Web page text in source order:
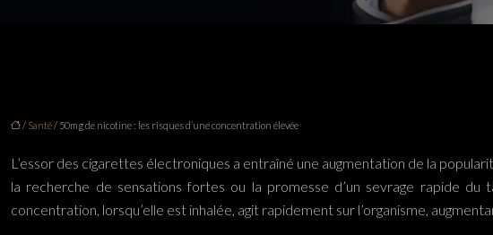
/ Santé/ 50mg de nicotine : les risques d’une concentration élevée
L’essor des cigarettes électroniques a entraîné une augmentation de la
la recherche de sensations fortes ou la promesse d’un sevrage rapide
concentration, lorsqu’elle est inhalée, agit rapidement sur l’organisme,